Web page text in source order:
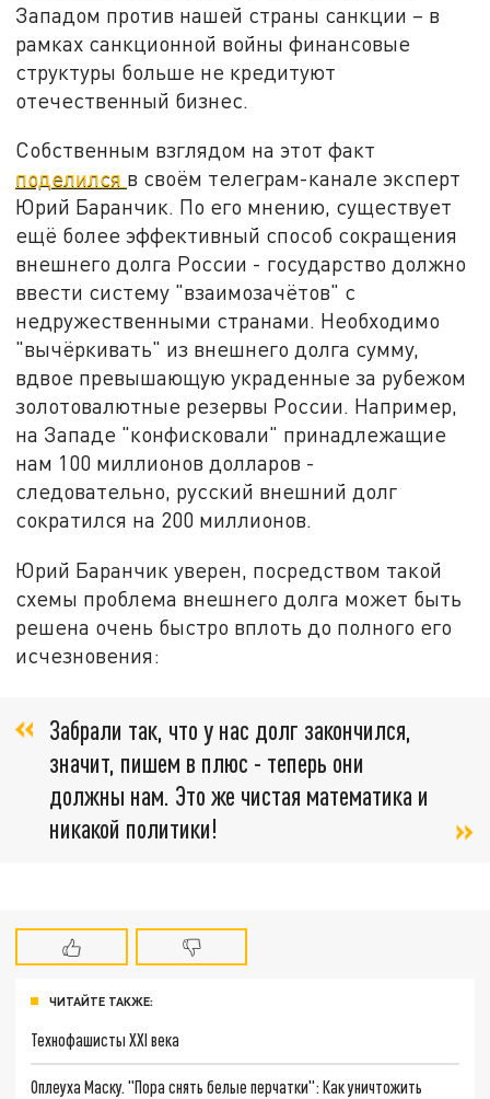
Западом против нашей страны санкции – в
рамках санкционной войны финансовые
структуры больше не кредитуют
отечественный бизнес.
Собственным взглядом на этот факт
поделился в своём телеграм-канале эксперт
Юрий Баранчик. По его мнению, существует
ещё более эффективный способ сокращения
внешнего долга России - государство должно
ввести систему "взаимозачётов" с
недружественными странами. Необходимо
"вычёркивать" из внешнего долга сумму,
вдвое превышающую украденные за рубежом
золотовалютные резервы России. Например,
на Западе "конфисковали" принадлежащие
нам 100 миллионов долларов -
следовательно, русский внешний долг
сократился на 200 миллионов.
Юрий Баранчик уверен, посредством такой
схемы проблема внешнего долга может быть
решена очень быстро вплоть до полного его
исчезновения:
Забрали так, что у нас долг закончился,
значит, пишем в плюс - теперь они
должны нам. Это же чистая математика и
никакой политики!
ЧИТАЙТЕ ТАКЖЕ:
Технофашисты XXI века
Оплеуха Маску. "Пора снять белые перчатки": Как уничтожить